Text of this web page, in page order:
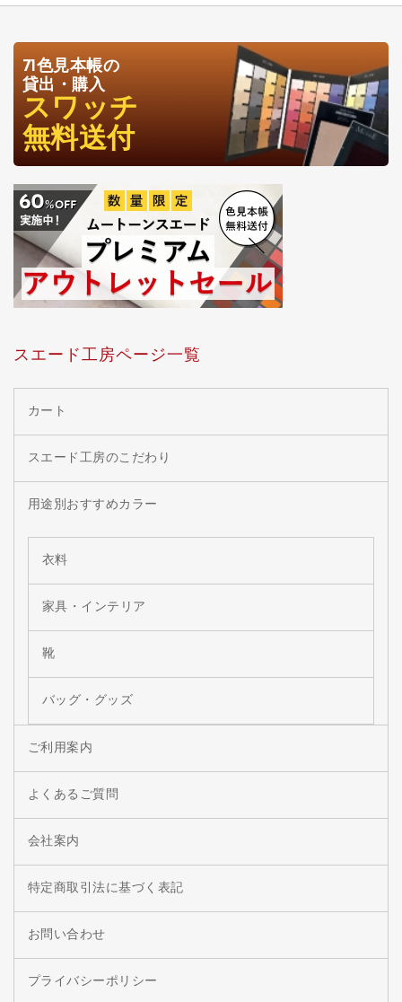
71色見本帳の
貸出・購入
スワッチ
無料送付
スエード工房ページ一覧
カート
スエード工房のこだわり
用途別おすすめカラー
衣料
家具・インテリア
靴
バッグ・グッズ
ご利用案内
よくあるご質問
会社案内
特定商取引法に基づく表記
お問い合わせ
プライバシーポリシー